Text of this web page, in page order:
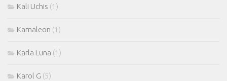
Kali Uchis (1)
Kamaleon (1)
Karla Luna (1)
Karol G (5)